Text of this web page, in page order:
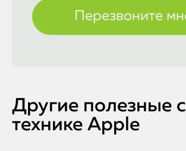
Другие полезные
технике Apple